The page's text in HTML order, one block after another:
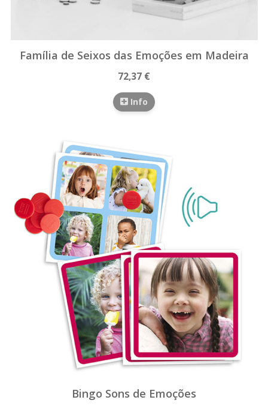
Família de Seixos das Emoções em Madeira
72,37 €
Info
Bingo Sons de Emoções